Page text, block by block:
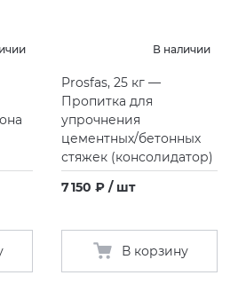
КАМНЯ
В наличии
Prosfas, 25 кг —
Пропитка для
упрочнения
цементных/бетонных
стяжек (консолидатор)
7 150 ₽ / шт
В корзину